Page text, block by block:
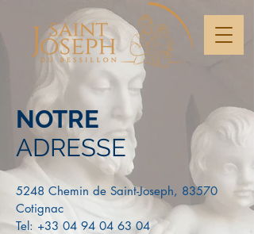
NOTRE
ADRESSE
5248 Chemin de Saint-Joseph, 83570
Cotignac
Tel: +33 04 94 04 63 04